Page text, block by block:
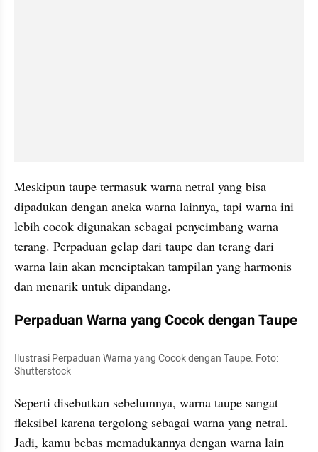
Meskipun taupe termasuk warna netral yang bisa
dipadukan dengan aneka warna lainnya, tapi warna ini
lebih cocok digunakan sebagai penyeimbang warna
terang. Perpaduan gelap dari taupe dan terang dari
warna lain akan menciptakan tampilan yang harmonis
dan menarik untuk dipandang.
Perpaduan Warna yang Cocok dengan Taupe
Ilustrasi Perpaduan Warna yang Cocok dengan Taupe. Foto:
Shutterstock
Seperti disebutkan sebelumnya, warna taupe sangat
fleksibel karena tergolong sebagai warna yang netral.
Jadi, kamu bebas memadukannya dengan warna lain